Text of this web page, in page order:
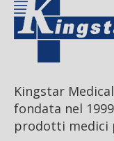
Kingstar
fondata nel
prodotti medici